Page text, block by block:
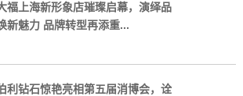
福上海新形象店璀璨启幕，演绎品
新魅力 品牌转型再添重...
利钻石惊艳亮相第五届消博会，诠